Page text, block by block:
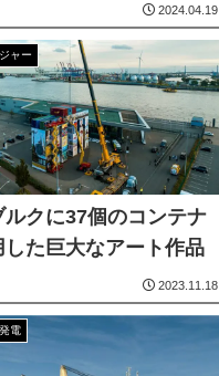
2024.04.19
ャー
ルクに37個のコンテナ
した巨大なアート作品
2023.11.18
電